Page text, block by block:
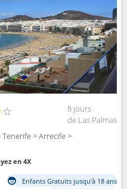
8 jours
de Las Palmas
Tenerife > Arrecife >
en 4X
Enfants Gratuits jusqu'à 18 ans